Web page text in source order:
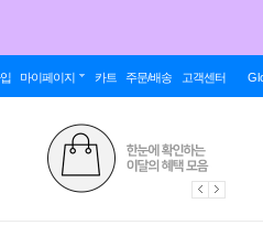
마이페이지 카트 주문/배송 고객센터